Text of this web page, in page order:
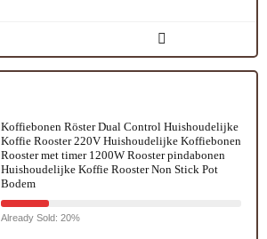
Koffiebonen Röster Dual Control Huishoudelijke
Koffie Rooster 220V Huishoudelijke Koffiebonen
Rooster met timer 1200W Rooster pindabonen
Huishoudelijke Koffie Rooster Non Stick Pot
Bodem
Already Sold: 20%